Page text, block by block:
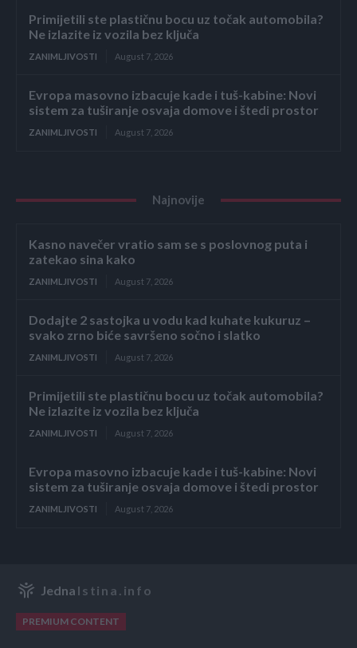
Primijetili ste plastičnu bocu uz točak automobila?
Ne izlazite iz vozila bez ključa
ZANIMLJIVOSTI August 7, 2026
Evropa masovno izbacuje kade i tuš-kabine: Novi
sistem za tuširanje osvaja domove i štedi prostor
ZANIMLJIVOSTI August 7, 2026
Najnovije
Kasno navečer vratio sam se s poslovnog puta i
zatekao sina kako
ZANIMLJIVOSTI August 7, 2026
Dodajte 2 sastojka u vodu kad kuhate kukuruz –
svako zrno biće savršeno sočno i slatko
ZANIMLJIVOSTI August 7, 2026
Primijetili ste plastičnu bocu uz točak automobila?
Ne izlazite iz vozila bez ključa
ZANIMLJIVOSTI August 7, 2026
Evropa masovno izbacuje kade i tuš-kabine: Novi
sistem za tuširanje osvaja domove i štedi prostor
ZANIMLJIVOSTI August 7, 2026
Jedna Istina.info
PREMIUM CONTENT